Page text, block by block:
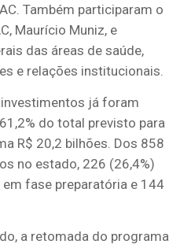
Também participaram o
Maurício Muniz, e
das áreas de saúde,
e relações institucionais.
investimentos já foram
do total previsto para
R$ 20,2 bilhões. Dos 858
no estado, 226 (26,4%)
fase preparatória e 144
a retomada do programa